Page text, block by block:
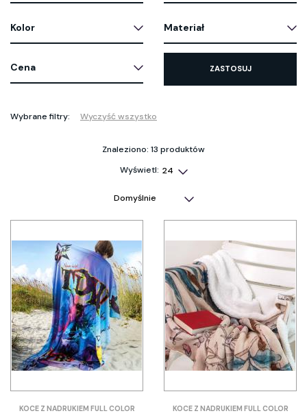
Kolor Materiał
Cena ZASTOSUJ
Wybrane filtry: Wyczyść wszystko
Znaleziono: 13 produktów
Wyświetl:
KOCE Z NADRUKIEM FULL COLOR KOCE Z NADRUKIEM FULL COLOR